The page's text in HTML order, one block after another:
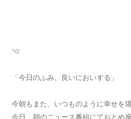
◝✩
「今日のふみ、良いにおいする」
今朝もまた、いつものように幸せを
今日、朝のニュース番組にておとめ